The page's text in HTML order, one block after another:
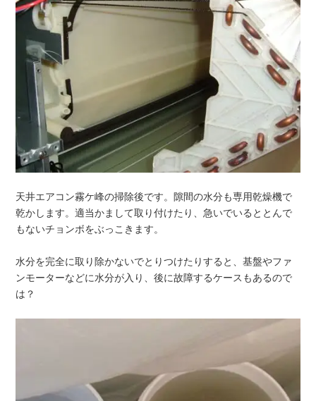
天井エアコン霧ケ峰の掃除後です。隙間の水分も専用乾燥機で
乾かします。適当かまして取り付けたり、急いでいるととんで
もないチョンボをぶっこきます。
水分を完全に取り除かないでとりつけたりすると、基盤やファ
ンモーターなどに水分が入り、後に故障するケースもあるので
は？